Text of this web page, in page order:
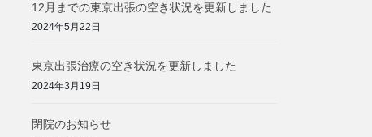
12月までの東京出張の空き状況を更新しました
2024年5月22日
東京出張治療の空き状況を更新しました
2024年3月19日
閉院のお知らせ